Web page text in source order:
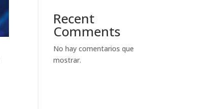
Recent
Comments
No hay comentarios que
mostrar.